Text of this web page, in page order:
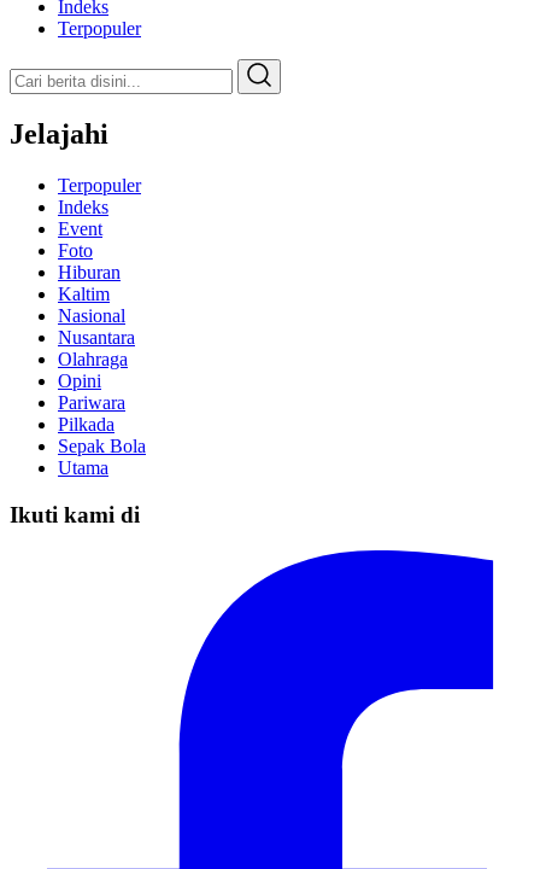
Indeks
Terpopuler
Jelajahi
Terpopuler
Indeks
Event
Foto
Hiburan
Kaltim
Nasional
Nusantara
Olahraga
Opini
Pariwara
Pilkada
Sepak Bola
Utama
Ikuti kami di